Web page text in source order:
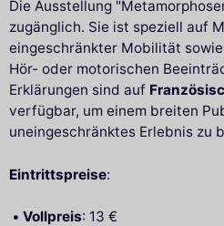
Die Ausstellung
zugänglich. Sie ist speziell auf
eingeschränkter Mobilität
Hör- oder motorischen
Erklärungen sind auf
verfügbar, um einem breiten
uneingeschränktes Erlebnis zu
Eintrittspreise:
Vollpreis: 13 €